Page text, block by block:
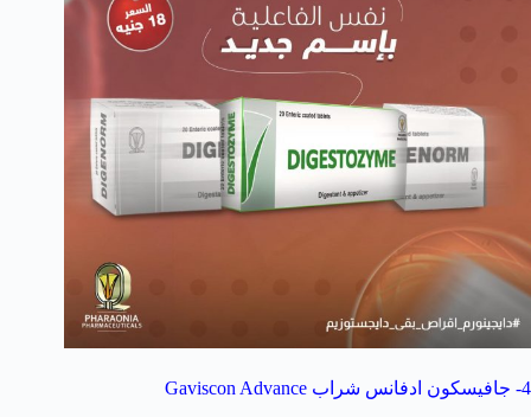
4- جافيسكون ادفانس شراب Gaviscon Advance